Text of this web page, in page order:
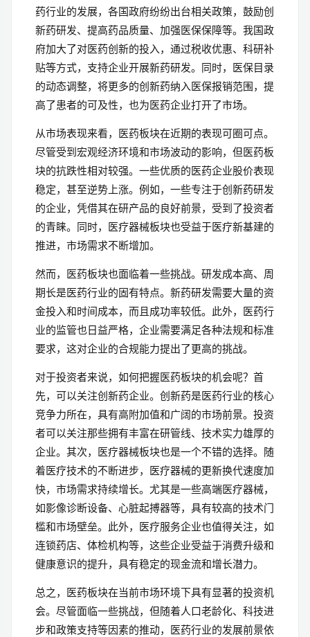
药行业的发展，各国政府纷纷出台相关政策，鼓励创
新药研发、提高药品质量、加强医保保障等。我国政
府加大了对医药创新的投入，通过税收优惠、科研补
贴等方式，支持企业开展新药研发。同时，医保目录
的动态调整，将更多的创新药纳入医保报销范围，提
高了患者的可及性，也为医药企业打开了市场。
从市场表现来看，医药板块在近期的表现可圈可点。
尽管受到宏观经济环境和市场波动的影响，但医药板
块的抗跌性相对较强。一些优质的医药企业股价表现
稳定，甚至逆势上涨。例如，一些专注于创新药研发
的企业，凭借其在研产品的良好前景，受到了投资者
的青睐。同时，医疗器械板块也受益于医疗新基建的
推进，市场需求不断增加。
然而，医药板块也面临着一些挑战。研发成本高、周
期长是医药行业的固有特点。新药研发需要大量的资
金投入和时间成本，而且成功率较低。此外，医药行
业的监管也日益严格，企业需要满足各种法规和标准
要求，这对企业的合规能力提出了更高的挑战。
对于投资者来说，如何把握医药板块的机会呢？首
先，可以关注创新药企业。创新药是医药行业的核心
竞争力所在，具有高附加值和广阔的市场前景。投资
者可以关注那些拥有丰富在研管线、技术实力雄厚的
企业。其次，医疗器械板块也是一个不错的选择。随
着医疗技术的不断进步，医疗器械的更新换代速度加
快，市场需求持续增长。尤其是一些高端医疗器械，
如影像诊断设备、心脏起搏器等，具有较高的技术门
槛和市场壁垒。此外，医疗服务企业也值得关注，如
连锁药店、体检机构等，这些企业受益于消费升级和
健康意识的提升，具有稳定的现金流和增长潜力。
总之，医药板块在当前市场环境下具有显著的投资机
会。尽管面临一些挑战，但随着人口老龄化、科技进
步和政策支持等因素的推动，医药行业的发展前景依